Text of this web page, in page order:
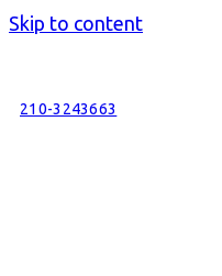
Skip to content
210-3243663